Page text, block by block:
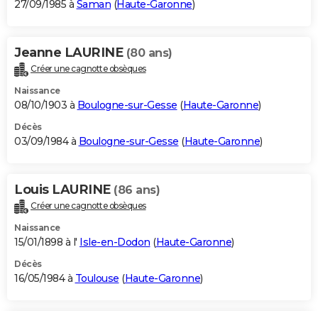
27/09/1985 à Saman (Haute-Garonne)
Jeanne LAURINE (80 ans)
Créer une cagnotte obsèques
Naissance
08/10/1903 à Boulogne-sur-Gesse (Haute-Garonne)
Décès
03/09/1984 à Boulogne-sur-Gesse (Haute-Garonne)
Louis LAURINE (86 ans)
Créer une cagnotte obsèques
Naissance
15/01/1898 à l' Isle-en-Dodon (Haute-Garonne)
Décès
16/05/1984 à Toulouse (Haute-Garonne)